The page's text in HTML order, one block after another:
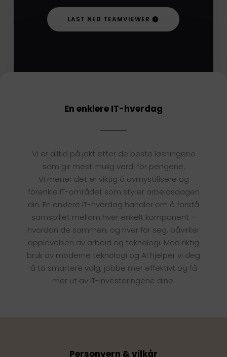
LAST NED TEAMVIEWER
En enklere IT-hverdag
Vi er alltid på jakt etter de beste løsningene
som gir mest mulig verdi for pengene.
Vi mener det er viktig å avmystifisere og
forenkle IT-området som styrer arbeidsdagen
din. En enklere IT-hverdag handler om å forstå
samspillet mellom hver enkelt komponent –
hvordan de sammen, og hver for seg, påvirker
opplevelsen av arbeid og teknologi. Med riktig
bruk av moderne teknologi og AI hjelper vi deg
å ta smartere valg, jobbe mer effektivt og få
mer ut av IT-investeringene dine.
Personvern & vilkår